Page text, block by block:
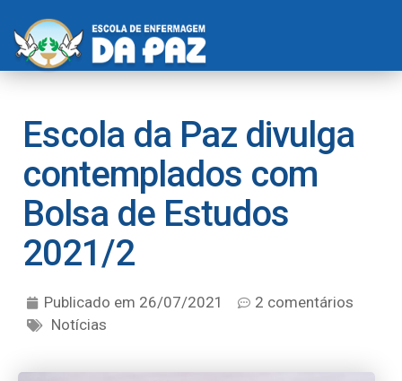
Escola da Paz divulga
contemplados com
Bolsa de Estudos
2021/2
Publicado em 26/07/2021
2 comentários
Notícias